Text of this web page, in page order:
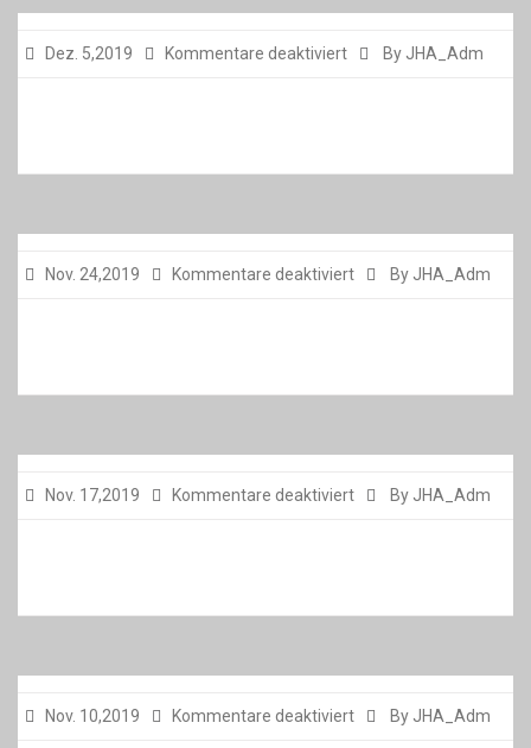
Dez. 5,2019 Kommentare deaktiviertfür By JHA_Adm
Nov. 24,2019 Kommentare deaktiviertfür By JHA_Adm
Nov. 17,2019 Kommentare deaktiviertfür By JHA_Adm
Nov. 10,2019 Kommentare deaktiviertfür By JHA_Adm